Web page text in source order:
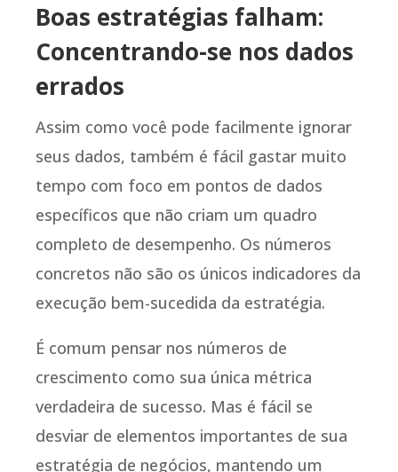
Boas estratégias falham:
Concentrando-se nos dados
errados
Assim como você pode facilmente ignorar
seus dados, também é fácil gastar muito
tempo com foco em pontos de dados
específicos que não criam um quadro
completo de desempenho. Os números
concretos não são os únicos indicadores da
execução bem-sucedida da estratégia.
É comum pensar nos números de
crescimento como sua única métrica
verdadeira de sucesso. Mas é fácil se
desviar de elementos importantes de sua
estratégia de negócios, mantendo um